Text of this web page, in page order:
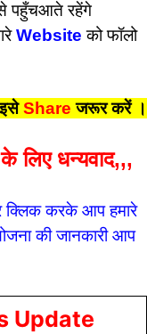
पहुँचआते रहेंगे
Websiteको फॉलो
Share जरूर करें ।
धन्यवाद,,,
क्लिक करके आप हमारे
की जानकारी आप
Update